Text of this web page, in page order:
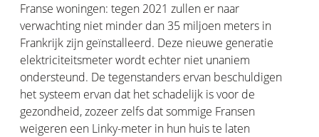
Franse woningen: tegen 2021 zullen er naar
verwachting niet minder dan 35 miljoen meters in
Frankrijk zijn geïnstalleerd. Deze nieuwe generatie
elektriciteitsmeter wordt echter niet unaniem
ondersteund. De tegenstanders ervan beschuldigen
het systeem ervan dat het schadelijk is voor de
gezondheid, zozeer zelfs dat sommige Fransen
weigeren een Linky-meter in hun huis te laten